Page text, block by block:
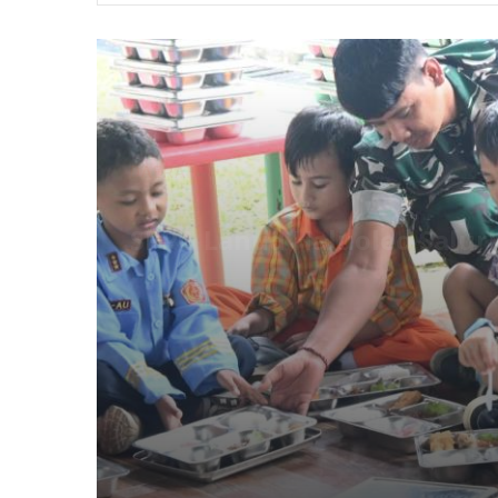
DAERAH
SPPG Lanud Haluoleo
HALUANRAKYAT.com, KENDARI
Hadi Susanto, meninjau
Program Makan Bergizi Gratis
Pelayanan Pemenuhan Gizi
(28/7/2026).
Peninjauan dilakukan untuk
hingga pendistribusian makanan
berjalan sesuai standar yang